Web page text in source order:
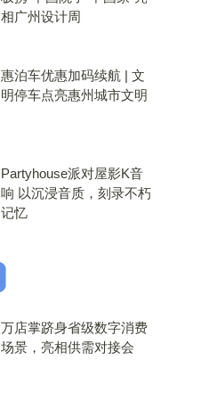
相广州设计周
惠泊车优惠加码续航 | 文
明停车点亮惠州城市文明
Partyhouse派对屋影K音
响 以沉浸音质，刻录不朽
记忆
万店掌跻身省级数字消费
场景，亮相供需对接会